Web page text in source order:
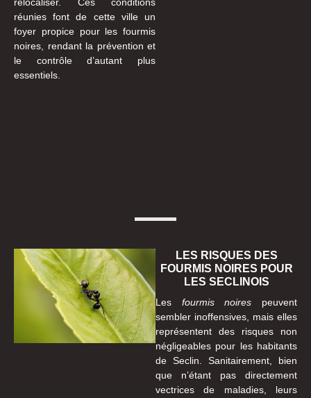
réunies font de cette ville un
foyer propice pour les fourmis
noires, rendant la prévention et
le contrôle d’autant plus
essentiels.
LES RISQUES DES
FOURMIS NOIRES POUR
LES SECLINOIS
Les fourmis noires peuvent
sembler inoffensives, mais elles
représentent des risques non
négligeables pour les habitants
de Seclin. Sanitairement, bien
que n’étant pas directement
vectrices de maladies, leurs